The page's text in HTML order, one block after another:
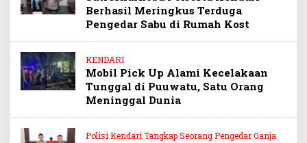
Berhasil Meringkus Terduga
Pengedar Sabu di Rumah Kost
KENDARI
Mobil Pick Up Alami Kecelakaan
Tunggal di Puuwatu, Satu Orang
Meninggal Dunia
Polisi Kendari Tangkap Seorang Pengedar Ganja